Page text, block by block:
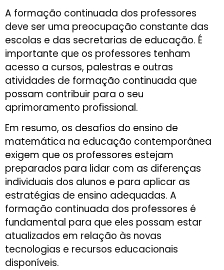
A formação continuada dos professores
deve ser uma preocupação constante das
escolas e das secretarias de educação. É
importante que os professores tenham
acesso a cursos, palestras e outras
atividades de formação continuada que
possam contribuir para o seu
aprimoramento profissional.
Em resumo, os desafios do ensino de
matemática na educação contemporânea
exigem que os professores estejam
preparados para lidar com as diferenças
individuais dos alunos e para aplicar as
estratégias de ensino adequadas. A
formação continuada dos professores é
fundamental para que eles possam estar
atualizados em relação às novas
tecnologias e recursos educacionais
disponíveis.